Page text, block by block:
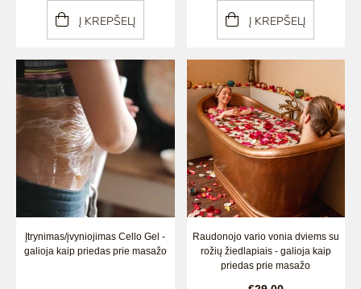
Į KREPŠELĮ Į KREPŠELĮ
Įtrynimas/įvyniojimas Cello Gel -
galioja kaip priedas prie masažo
Raudonojo vario vonia dviems su
rožių žiedlapiais - galioja kaip
priedas prie masažo